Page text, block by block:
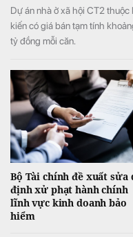
Dự án nhà ở xã hội CT2
kiến có giá bán tạm tính
tỷ đồng mỗi căn.
Bộ Tài chính đề xuất sửa
định xử phạt hành chính
lĩnh vực kinh doanh bảo
hiểm